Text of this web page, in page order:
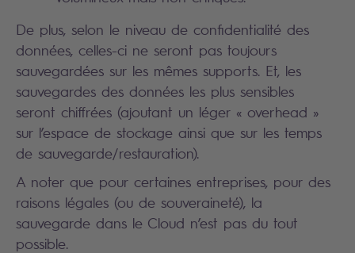
De plus, selon le niveau de confidentialité des
données, celles-ci ne seront pas toujours
sauvegardées sur les mêmes supports. Et, les
sauvegardes des données les plus sensibles
seront chiffrées (ajoutant un léger « overhead »
sur l’espace de stockage ainsi que sur les temps
de sauvegarde/restauration).
A noter que pour certaines entreprises, pour des
raisons légales (ou de souveraineté), la
sauvegarde dans le Cloud n’est pas du tout
possible.